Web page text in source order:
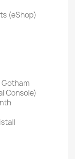
(eShop)
Gotham
Console)